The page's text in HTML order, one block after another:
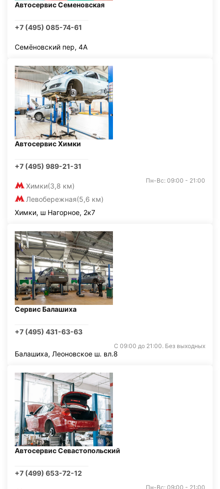
Автосервис Семеновская
+7 (495) 085-74-61
Семёновский пер, 4А
Автосервис Химки
+7 (495) 989-21-31
Химки(3,8 км)
Левобережная(5,6 км)
Пн-Вс: 09:00 - 21:00
Химки, ш Нагорное, 2к7
Сервис Балашиха
+7 (495) 431-63-63
С 09:00 до 21:00. Без выходных
Балашиха, Леоновское ш. вл.8
Автосервис Севастопольский
+7 (499) 653-72-12
Пн-Вс: 09:00 - 21:00